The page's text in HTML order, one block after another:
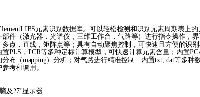
元素识别 数据库。可以轻松检测和识别元素周期表上
件（激光器，光谱仪，三维工作台，气路等）进行指令操作，
点，直线，矩阵点等；具有自动聚焦控制，可快速且方便的识
PLS ，PCR等多种定标计算模型，可快速计算元素含量；内置
布（mapping）分析；对气路进行精准控制；内置txt, dat等多种
考和调用。
及27’显示器